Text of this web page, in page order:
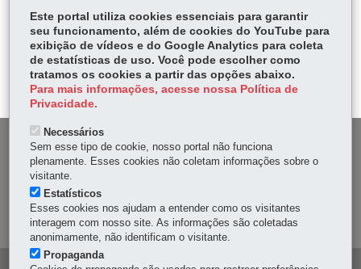
ce
bo
ok
Tw
itt
er
ha
ts
Ap
p
Voltar Início Imprimir Baixar
MAPA DO SITE
DENUNCIE CORRUPÇÃO
OUVIDORIA
Este portal utiliza cookies essenciais para garantir
seu funcionamento, além de cookies do YouTube para
exibição de vídeos e do Google Analytics para coleta
de estatísticas de uso. Você pode escolher como
tratamos os cookies a partir das opções abaixo.
Para mais informações, acesse nossa Política de
Privacidade.
Necessários
Sem esse tipo de cookie, nosso portal não funciona
plenamente. Esses cookies não coletam informações sobre o
visitante.
Estatísticos
Esses cookies nos ajudam a entender como os visitantes
interagem com nosso site. As informações são coletadas
anonimamente, não identificam o visitante.
Propaganda